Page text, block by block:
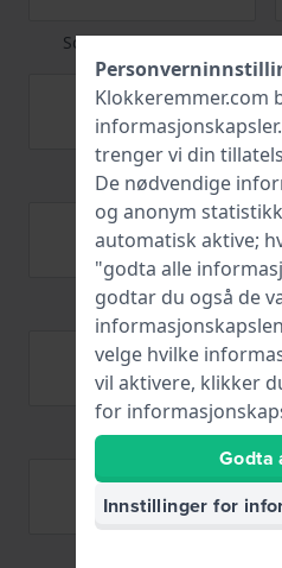
Scuderia Ferrari
Skagen
Swatch
Klokkeremmer.com
informasjonskapsler
trenger vi din
De nødvendige
og anonym
automatisk aktive;
"godta alle
godtar du også de
velge hvilke
vil aktivere, klikker
for
Godta
Innstillinger for